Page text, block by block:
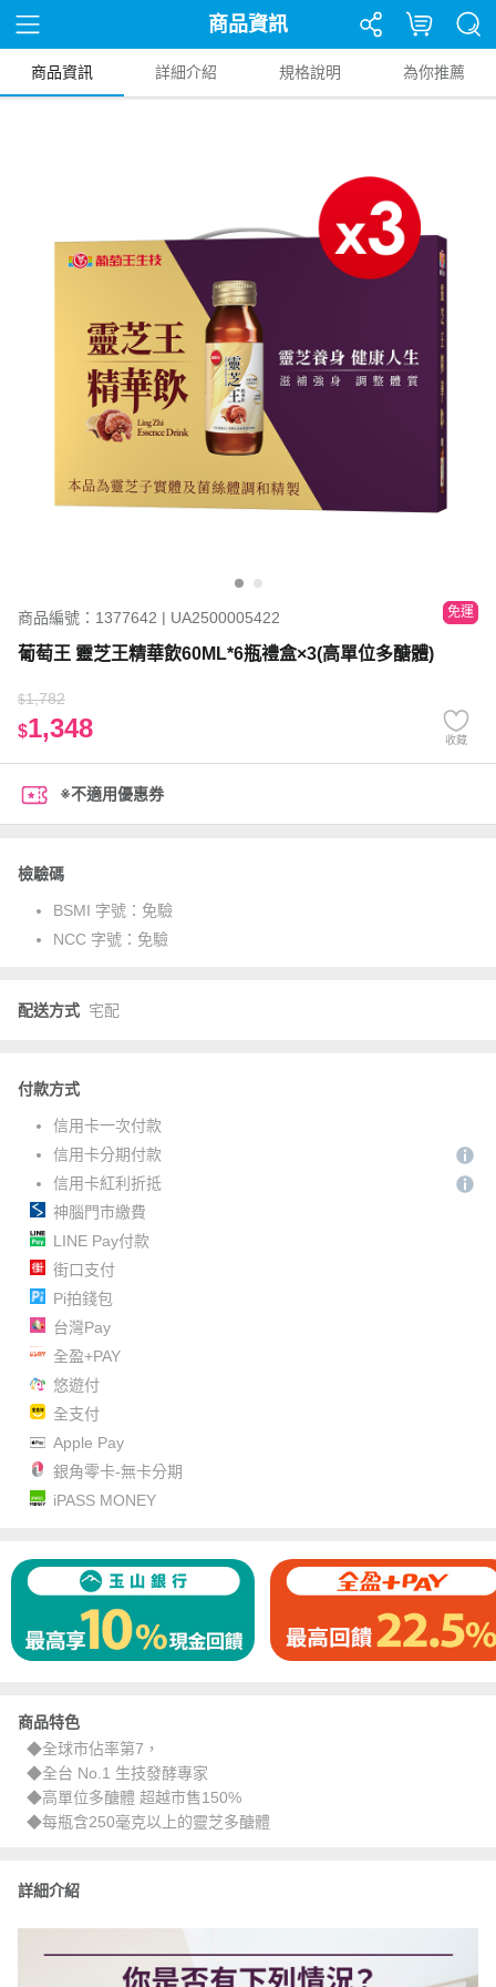
商品資訊
商品資訊 詳細介紹 規格說明 為你推薦
商品編號：1377642 | UA2500005422 免運
葡萄王 靈芝王精華飲60ML*6瓶禮盒×3(高單位多醣體)
$1,782
$1,348 收藏
※不適用優惠券
檢驗碼
BSMI 字號： 免驗
NCC 字號： 免驗
配送方式 宅配
付款方式
信用卡一次付款
信用卡分期付款
信用卡紅利折抵
神腦門市繳費
LINE Pay付款
街口支付
Pi拍錢包
台灣Pay
全盈+PAY
悠遊付
全支付
Apple Pay
銀角零卡-無卡分期
iPASS MONEY
商品特色
◆全球市佔率第7，
◆全台 No.1 生技發酵專家
◆高單位多醣體 超越市售150%
◆每瓶含250毫克以上的靈芝多醣體
詳細介紹